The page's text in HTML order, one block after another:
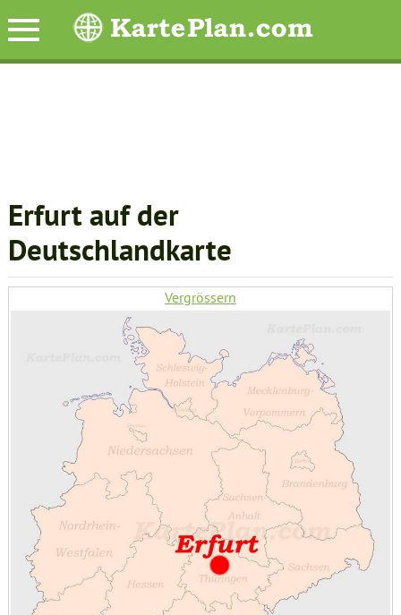
Erfurt auf der
Deutschlandkarte
Vergrössern